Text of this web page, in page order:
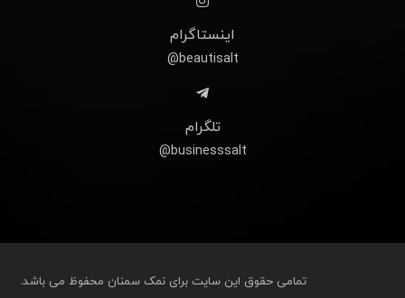
اینستاگرام
beautisalt@
تلگرام
businesssalt@
تمامی حقوق این سایت برای نمک سمنان محفوظ می باشد.